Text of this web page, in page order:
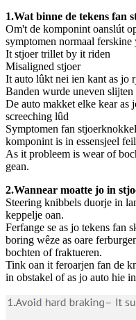
1.Wat binne de tekens fan
Om't de komponint oanslút
symptomen normaal ferskine
It stjoer trillet by it riden
Misaligned stjoer
It auto lûkt nei ien kant as jo
Banden wurde uneven slijten
De auto makket elke kear as
screeching lûd
Symptomen fan
komponint is in essensjeel
As it probleem is wear of
gean.
2.Wannear moatte jo in
Steering knibbels duorje in
keppelje oan.
Ferfange se as jo tekens fan
boring wêze as oare
bochten of fraktueren.
Tink oan it feroarjen fan de
in obstakel of as jo auto hie